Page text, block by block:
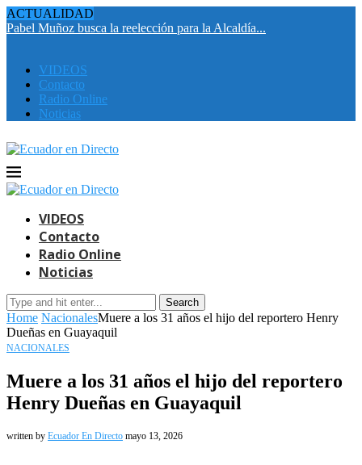
ACTUALIDAD
Pabel Muñoz busca la reelección para la Alcaldía...
VIDEOS
Contacto
Radio Online
Noticias
VIDEOS
Contacto
Radio Online
Noticias
Search
Home NacionalesMuere a los 31 años el hijo del reportero Henry
Dueñas en Guayaquil
NACIONALES
Muere a los 31 años el hijo del reportero
Henry Dueñas en Guayaquil
written by Ecuador En Directo mayo 13, 2026